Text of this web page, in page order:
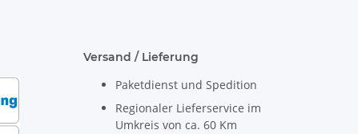
Versand / Lieferung
Paketdienst und Spedition
Regionaler Lieferservice im
Umkreis von ca. 60 Km